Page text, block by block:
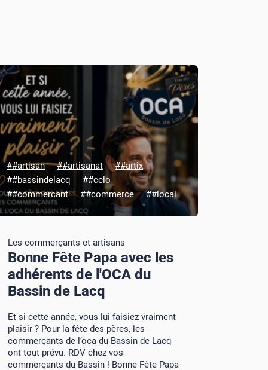
##artisan ##artisanat
##artix
##bassindelacq
##cclo
##commercant
##commerce ##local
Les commerçants et artisans
Bonne Fête Papa avec les
adhérents de l'OCA du
Bassin de Lacq
Et si cette année, vous lui faisiez vraiment
plaisir ? Pour la fête des pères, les
commerçants de l’oca du Bassin de Lacq
ont tout prévu. RDV chez vos
commerçants du Bassin ! Bonne Fête Papa